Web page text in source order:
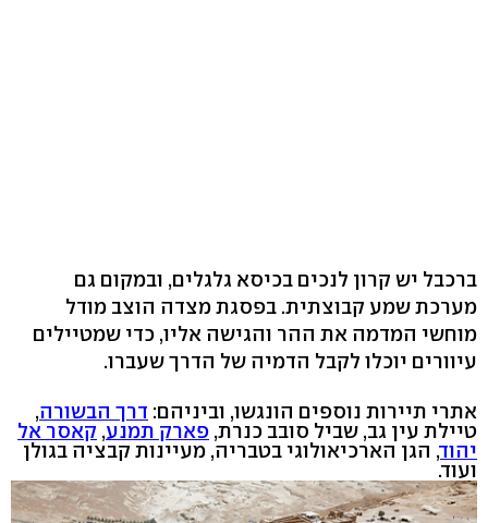
ברכבל יש קרון לנכים בכיסא גלגלים, ובמקום גם
מערכת שמע קבוצתית. בפסגת מצדה הוצב מודל
מוחשי המדמה את ההר והגישה אליו, כדי שמטיילים
עיוורים יוכלו לקבל הדמיה של הדרך שעברו.
אתרי תיירות נוספים הונגשו, וביניהם: דרך הבשורה,
טיילת עין גב, שביל סובב כנרת, פארק תמנע, קאסר אל
יהוד, הגן הארכיאולוגי בטבריה, מעיינות קבציה בגולן
ועוד.